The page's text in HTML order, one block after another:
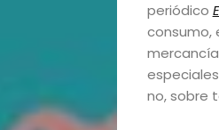
periódico
consumo,
no, sobre